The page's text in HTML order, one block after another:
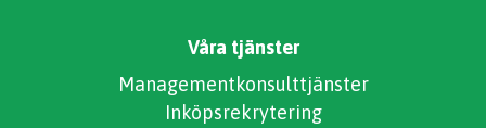
Våra tjänster
Managementkonsulttjänster
Inköpsrekrytering